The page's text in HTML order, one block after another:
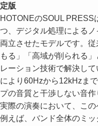
定版
HOTONEのSOUL PRESS
つ、デジタル処理による
両立させたモデルです。
もる」「高域が削られる
レーション技術で解決し
により60Hzから12kHzま
プの音質と干渉しない音作
実際の演奏において、この
例えば、バンド全体のミ